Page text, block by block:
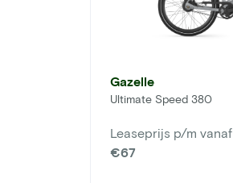
Gazelle
Ultimate Speed 380
Leaseprijs p/m vanaf
€67